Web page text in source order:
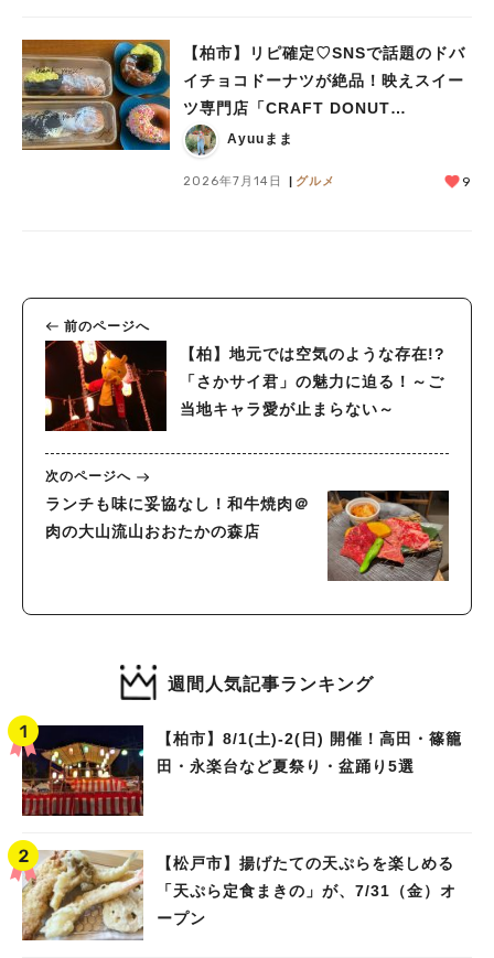
【柏市】リピ確定♡SNSで話題のドバ
イチョコドーナツが絶品！映えスイー
ツ専門店「CRAFT DONUT
WORKS」がオープン
Ayuuまま
2026年7月14日 グルメ 9
前のページへ
【柏】地元では空気のような存在!?
「さかサイ君」の魅力に迫る！～ご
当地キャラ愛が止まらない～
次のページへ
ランチも味に妥協なし！和牛焼肉＠
肉の大山流山おおたかの森店
週間人気記事ランキング
【柏市】8/1(土)‐2(日) 開催！高田・篠籠
田・永楽台など夏祭り・盆踊り5選
【松戸市】揚げたての天ぷらを楽しめる
「天ぷら定食まきの」が、7/31（金）オ
ープン